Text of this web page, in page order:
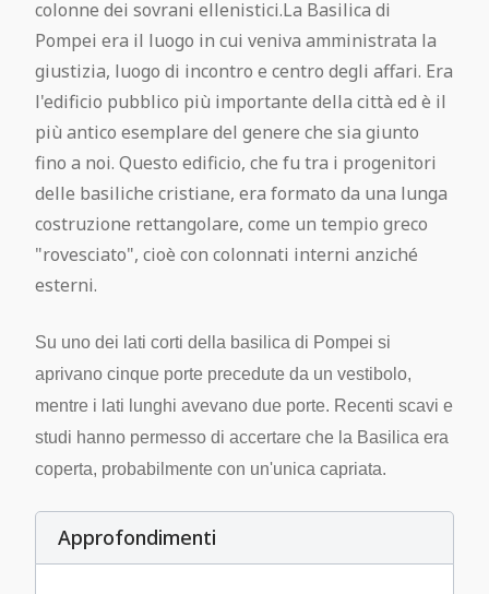
colonne dei sovrani ellenistici.La Basilica di
Pompei era il luogo in cui veniva amministrata la
giustizia, luogo di incontro e centro degli affari. Era
l'edificio pubblico più importante della città ed è il
più antico esemplare del genere che sia giunto
fino a noi. Questo edificio, che fu tra i progenitori
delle basiliche cristiane, era formato da una lunga
costruzione rettangolare, come un tempio greco
"rovesciato", cioè con colonnati interni anziché
esterni.
Su uno dei lati corti della basilica di Pompei si
aprivano cinque porte precedute da un vestibolo,
mentre i lati lunghi avevano due porte. Recenti scavi e
studi hanno permesso di accertare che la Basilica era
coperta, probabilmente con un'unica capriata.
Approfondimenti
Casa di Fabius Amandius I - 7, 2-3
Casa dell'Efebo I - 7,10-12.19
Casa del Sacerdos Amandus I - 7,7
Fullonica di Stephanus I - 6, 7
Casa degli Amanti I-10, 11
Casa della Nave Europa I 15,3